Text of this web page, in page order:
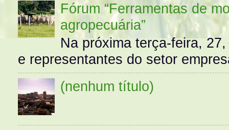
Fórum “Ferramentas de
agropecuária”
Na próxima terça-feira,
e representantes do setor
(nenhum título)